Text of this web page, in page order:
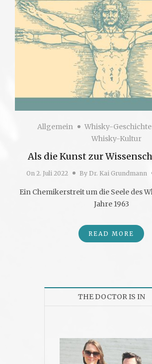
Allgemein
Whisky-
Whisky-Kultur
Als die Kunst zur
On 2. Juli 2022 By Dr. Kai Grundmann
Ein Chemikerstreit um die Seele des
Jahre 1963
READ MORE
THE DOCTOR IS IN